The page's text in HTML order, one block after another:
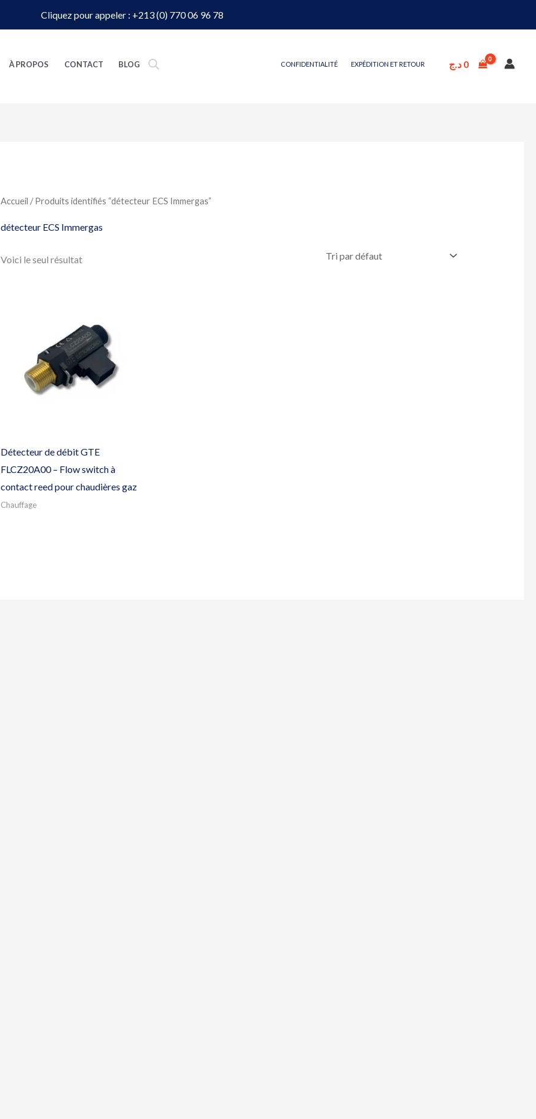
Cliquez pour appeler : +213 (0) 770 06 96 78
À PROPOS CONTACT BLOG CONFIDENTIALITÉ EXPÉDITION ET RETOUR 0 د.ج
Accueil / Produits identifiés “détecteur ECS Immergas”
détecteur ECS Immergas
Voici le seul résultat
Détecteur de débit GTE
FLCZ20A00 – Flow switch à
contact reed pour chaudières gaz
Chauffage